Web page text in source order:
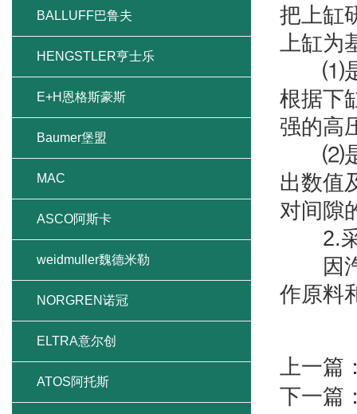
把上缸
上缸为
⑴是不
根据下
强的高
⑵是紧
出数值
对间隙
2.采
因汽
作原料
上一篇
下一篇
BALLUFF巴鲁夫
HENGSTLER亨士乐
E+H恩格斯豪斯
Baumer堡盟
MAC
ASCO阿斯卡
weidmuller魏德米勒
NORGREN诺冠
ELTRA意尔创
ATOS阿托斯